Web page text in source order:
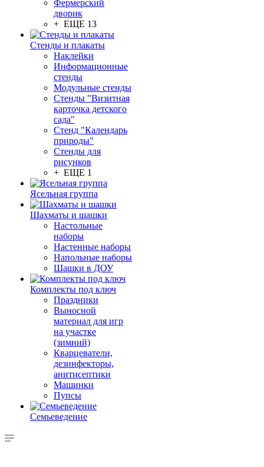
Фермерский
дворик
+ ЕЩЕ 13
Стенды и плакаты
Наклейки
Информационные
стенды
Модульные стенды
Стенды "Визитная
карточка детского
сада"
Стенд "Календарь
природы"
Стенды для
рисунков
+ ЕЩЕ 1
Ясельная группа
Шахматы и шашки
Настольные
наборы
Настенные наборы
Напольные наборы
Шашки в ДОУ
Комплекты под ключ
Праздники
Выносной
материал для игр
на участке
(зимний)
Кварцеватели,
дезинфекторы,
анитисептики
Машинки
Пупсы
Семьеведение